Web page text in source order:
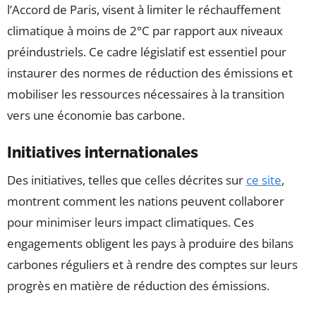
l’Accord de Paris, visent à limiter le réchauffement
climatique à moins de 2°C par rapport aux niveaux
préindustriels. Ce cadre législatif est essentiel pour
instaurer des normes de réduction des émissions et
mobiliser les ressources nécessaires à la transition
vers une économie bas carbone.
Initiatives internationales
Des initiatives, telles que celles décrites sur ce site,
montrent comment les nations peuvent collaborer
pour minimiser leurs impact climatiques. Ces
engagements obligent les pays à produire des bilans
carbones réguliers et à rendre des comptes sur leurs
progrès en matière de réduction des émissions.